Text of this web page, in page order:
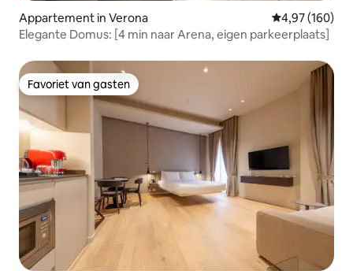
Appartement in Verona Gemiddelde
4,97 (160)
Elegante Domus: [4 min naar Arena, eigen parkeerplaats]
Favoriet van gasten
Favoriet van gasten